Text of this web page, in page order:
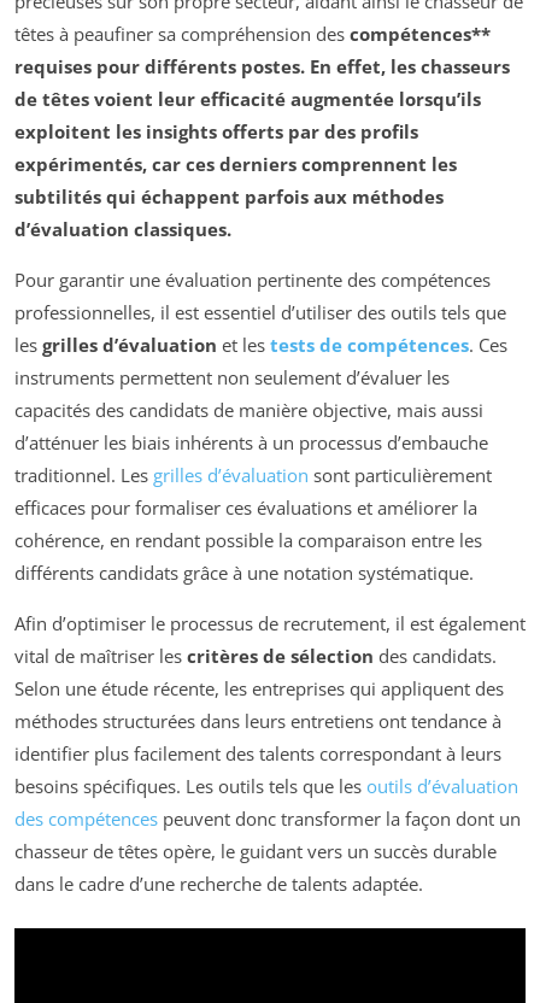
têtes à peaufiner sa compréhension des compétences**
requises pour différents postes. En effet, les chasseurs
de têtes voient leur efficacité augmentée lorsqu’ils
exploitent les insights offerts par des profils
expérimentés, car ces derniers comprennent les
subtilités qui échappent parfois aux méthodes
d’évaluation classiques.
Pour garantir une évaluation pertinente des compétences
professionnelles, il est essentiel d’utiliser des outils tels que
les grilles d’évaluation et les tests de compétences. Ces
instruments permettent non seulement d’évaluer les
capacités des candidats de manière objective, mais aussi
d’atténuer les biais inhérents à un processus d’embauche
traditionnel. Les grilles d’évaluation sont particulièrement
efficaces pour formaliser ces évaluations et améliorer la
cohérence, en rendant possible la comparaison entre les
différents candidats grâce à une notation systématique.
Afin d’optimiser le processus de recrutement, il est également
vital de maîtriser les critères de sélection des candidats.
Selon une étude récente, les entreprises qui appliquent des
méthodes structurées dans leurs entretiens ont tendance à
identifier plus facilement des talents correspondant à leurs
besoins spécifiques. Les outils tels que les outils d’évaluation
des compétences peuvent donc transformer la façon dont un
chasseur de têtes opère, le guidant vers un succès durable
dans le cadre d’une recherche de talents adaptée.